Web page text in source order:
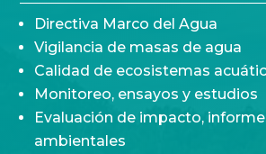
Directiva Marco del Agua
Vigilancia de masas de agua
Calidad de ecosistemas
Monitoreo, ensayos y estudios
Evaluación de impacto,
ambientales